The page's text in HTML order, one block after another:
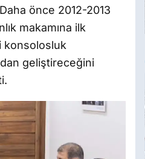
önce 2012-2013
makamına ilk
konsolosluk
geliştireceğini